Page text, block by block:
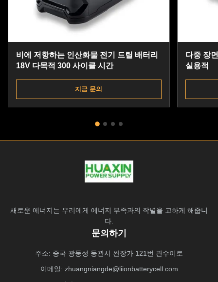
비에 저항하는 인산화물 전기 드릴 배터리
18V 다목적 300 사이클 시간
지금 문의
다중 장
실용적
새로운 에너지는 우리에게 에너지 부족과의 작별을 고하게 해줍니
다.
문의하기
주소: 중국 광둥성 둥관시 완장가 121번 관수이로
이메일: zhuangniangde@liionbatterycell.com